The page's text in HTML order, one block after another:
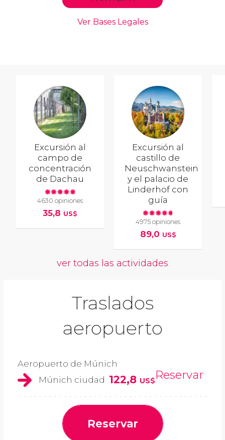
Excursión al
campo de
concentración
de Dachau
4630 opiniones
35,8 US$
Excursión al
castillo de
Neuschwanstein
y el palacio de
Linderhof con
guía
4975 opiniones
89,0 US$
ver todas las actividades
Traslados
aeropuerto
Aeropuerto de Múnich
Múnich ciudad 122,8 US$Reservar
Reservar